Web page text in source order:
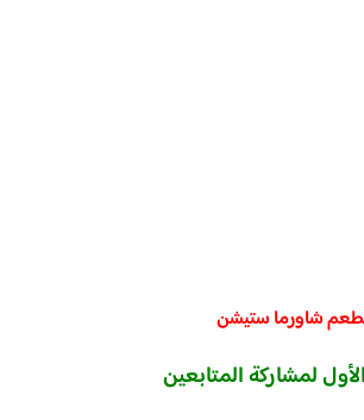
شاورما ستيشن
لمشاركة المتابعين